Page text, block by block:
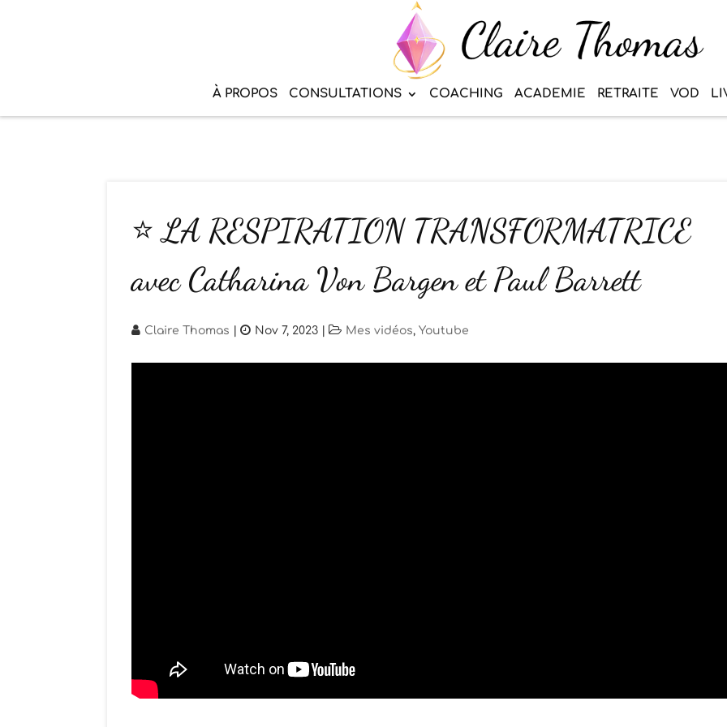
À PROPOS CONSULTATIONS COACHING ACADEMIE RETRAITE VOD
⭐ LA RESPIRATION TRANSFORMATRICE
avec Catharina Von Bargen et Paul Barrett
Claire Thomas Nov 7, 2023 Mes vidéos, Youtube